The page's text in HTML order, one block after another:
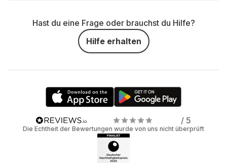
Hast du eine Frage oder brauchst du Hilfe?
Hilfe erhalten
/ 5
Die Echtheit der Bewertungen wurde von uns nicht überprüft